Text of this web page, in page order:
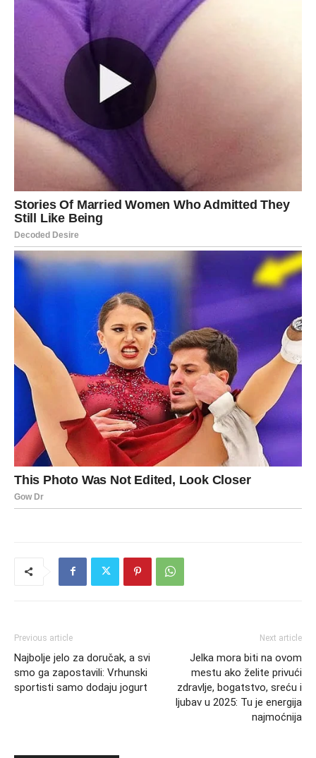
Previous article
Najbolje jelo za doručak, a svi
smo ga zapostavili: Vrhunski
sportisti samo dodaju jogurt
Next article
Jelka mora biti na ovom
mestu ako želite privući
zdravlje, bogatstvo, sreću i
ljubav u 2025: Tu je energija
najmoćnija